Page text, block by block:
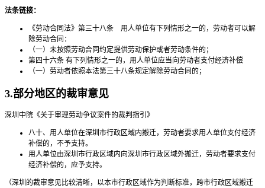
法条链接：
《劳动合同法》第三十八条 用人单位有下列情形之一的，劳动者可以解
除劳动合同：
（一）未按照劳动合同约定提供劳动保护或者劳动条件的；
第四十六条 有下列情形之一的，用人单位应当向劳动者支付经济补偿
（一）劳动者依照本法第三十八条规定解除劳动合同的；
3.部分地区的裁审意见
深圳中院《关于审理劳动争议案件的裁判指引》
八十、用人单位在深圳市行政区域内搬迁，劳动者要求用人单位支付经济
补偿的，不予支持。
用人单位由深圳市行政区域内向深圳市行政区域外搬迁，劳动者要求支付
经济补偿的，应予支持。
（深圳的裁审意见比较清晰，以本市行政区域作为判断标准，跨市行政区域搬迁